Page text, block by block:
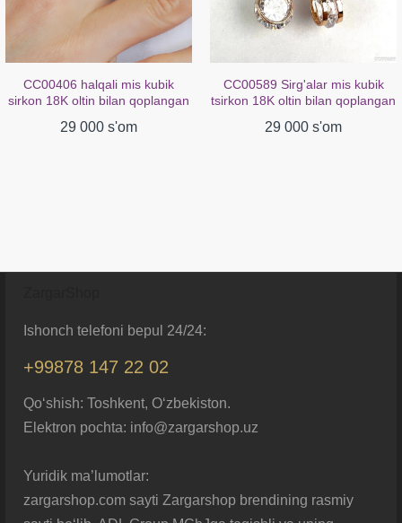
CC00406 halqali mis kubik
sirkon 18K oltin bilan qoplangan
29 000 s'om
CC00589 Sirg'alar mis kubik
tsirkon 18K oltin bilan qoplangan
29 000 s'om
Ishonch telefoni bepul 24/24:
+99878 147 22 02
Qo‘shish: Toshkent, O‘zbekiston.
Elektron pochta: info@zargarshop.uz
Yuridik ma’lumotlar:
zargarshop.com sayti Zargarshop brendining rasmiy